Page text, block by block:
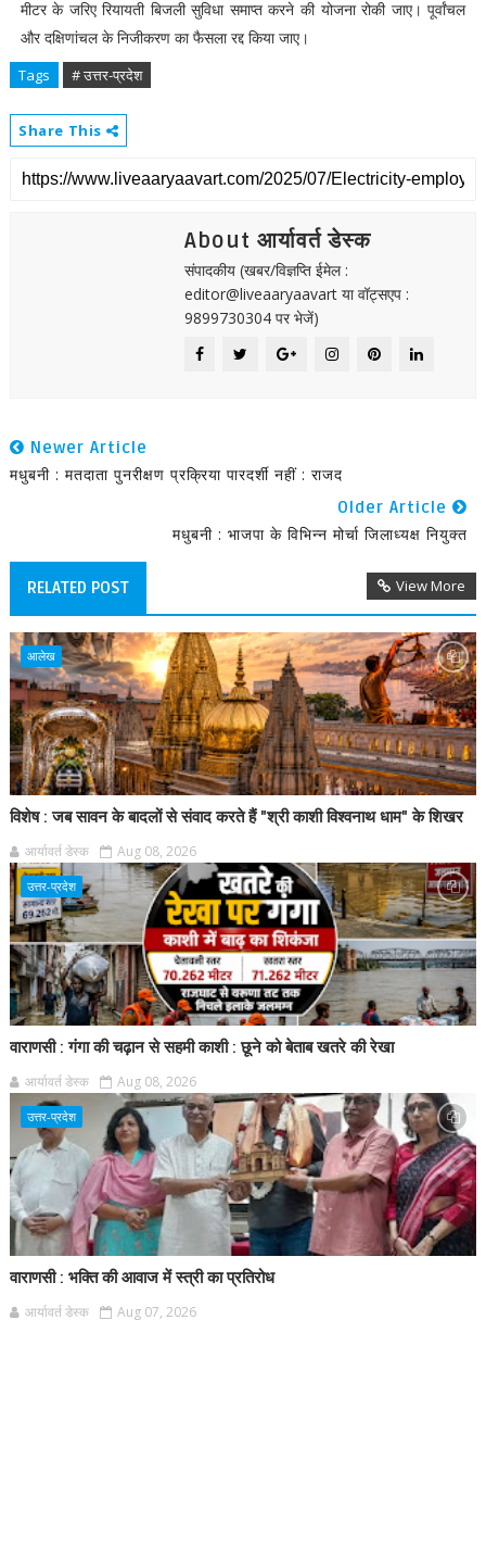
मीटर के जरिए रियायती बिजली सुविधा समाप्त करने की योजना रोकी जाए। पूर्वांचल
और दक्षिणांचल के निजीकरण का फैसला रद्द किया जाए।
Tags # उत्तर-प्रदेश
Share This
About आर्यावर्त डेस्क
संपादकीय (खबर/विज्ञप्ति ईमेल :
editor@liveaaryaavart या वॉट्सएप :
9899730304 पर भेजें)
Newer Article
मधुबनी : मतदाता पुनरीक्षण प्रक्रिया पारदर्शी नहीं : राजद
Older Article
मधुबनी : भाजपा के विभिन्न मोर्चा जिलाध्यक्ष नियुक्त
RELATED POST View More
आलेख
विशेष : जब सावन के बादलों से संवाद करते हैं "श्री काशी विश्वनाथ धाम" के शिखर
आर्यावर्त डेस्क Aug 08, 2026
उत्तर-प्रदेश
वाराणसी : गंगा की चढ़ान से सहमी काशी : छूने को बेताब खतरे की रेखा
आर्यावर्त डेस्क Aug 08, 2026
उत्तर-प्रदेश
वाराणसी : भक्ति की आवाज में स्त्री का प्रतिरोध
आर्यावर्त डेस्क Aug 07, 2026